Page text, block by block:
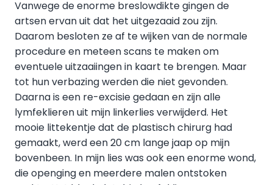
Vanwege de enorme breslowdikte gingen de
artsen ervan uit dat het uitgezaaid zou zijn.
Daarom besloten ze af te wijken van de normale
procedure en meteen scans te maken om
eventuele uitzaaiingen in kaart te brengen. Maar
tot hun verbazing werden die niet gevonden.
Daarna is een re-excisie gedaan en zijn alle
lymfeklieren uit mijn linkerlies verwijderd. Het
mooie littekentje dat de plastisch chirurg had
gemaakt, werd een 20 cm lange jaap op mijn
bovenbeen. In mijn lies was ook een enorme wond,
die openging en meerdere malen ontstoken